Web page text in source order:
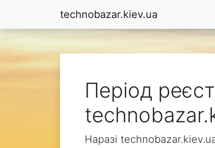
technobazar.kiev.ua
Період
Наразі